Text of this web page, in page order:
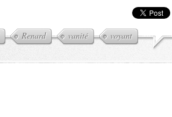
Renard vanité voyant